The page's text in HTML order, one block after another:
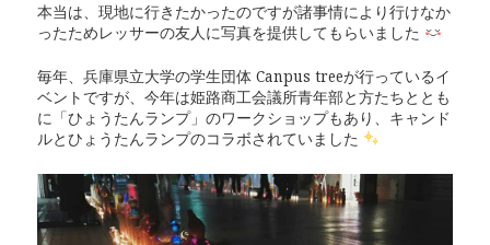
本当は、現地に行きたかったのですが諸事情により行けなか
ったためレッサーの友人に写真を提供してもらいました
毎年、兵庫県立大学の学生団体 Canpus treeが行っているイ
ベントですが、今年は姫路商工会議所青年部と方たちととも
に「ひょうたんランプ」のワークショップもあり、キャンド
ルとひょうたんランプのコラボされていました